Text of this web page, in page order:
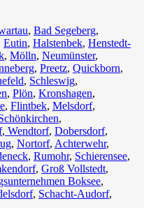
, Bad Segeberg,
Eutin, Halstenbek, Henstedt-
, Mölln, Neumünster,
, Preetz, Quickborn,
, Schleswig,
, Plön, Kronshagen,
, Flintbek, Melsdorf,
,
, Wendtorf, Dobersdorf,
, Nortorf, Achterwehr,
, Rumohr, Schierensee,
, Groß Vollstedt,
Boksee,
, Schacht-Audorf,